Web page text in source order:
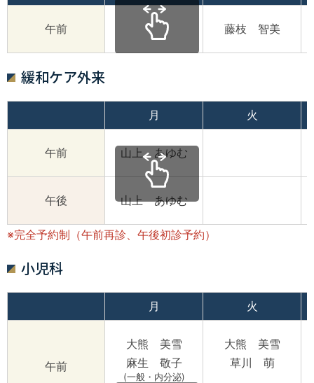
午前 藤枝 智美
緩和ケア外来
月 火
午前 山上 あゆむ
午後 山上 あゆむ
※完全予約制（午前再診、午後初診予約）
小児科
月 火
午前
大熊 美雪
麻生 敬子
(一般・内分泌)
大熊 美雪
草川 萌